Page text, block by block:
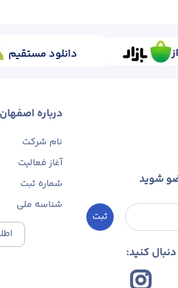
دانلود مستقیم
شوید
ثبت
کنید:
درباره
نام شرکت
آغاز فعالیت
شماره ثبت
شناسه ملی